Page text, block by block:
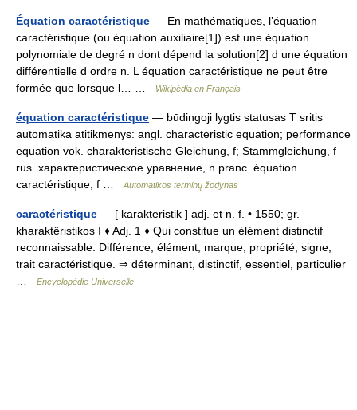
Équation caractéristique — En mathématiques, l’équation
caractéristique (ou équation auxiliaire[1]) est une équation
polynomiale de degré n dont dépend la solution[2] d une équation
différentielle d ordre n. L équation caractéristique ne peut être
formée que lorsque l… …
Wikipédia en Français
équation caractéristique — būdingoji lygtis statusas T sritis
automatika atitikmenys: angl. characteristic equation; performance
equation vok. charakteristische Gleichung, f; Stammgleichung, f
rus. характеристическое уравнение, n pranc. équation
caractéristique, f …
Automatikos terminų žodynas
caractéristique — [ karakteristik ] adj. et n. f. • 1550; gr.
kharaktêristikos I ♦ Adj. 1 ♦ Qui constitue un élément distinctif
reconnaissable. Différence, élément, marque, propriété, signe,
trait caractéristique. ⇒ déterminant, distinctif, essentiel, particulier
Encyclopédie Universelle